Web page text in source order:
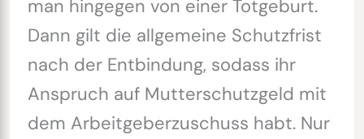
man hingegen von einer Totgeburt.
Dann gilt die allgemeine Schutzfrist
nach der Entbindung, sodass ihr
Anspruch auf Mutterschutzgeld mit
dem Arbeitgeberzuschuss habt. Nur